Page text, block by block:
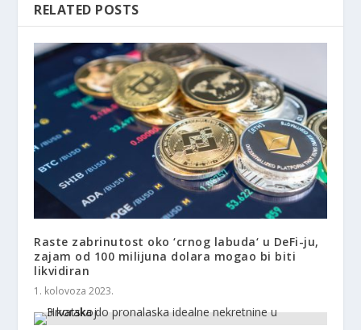
RELATED POSTS
Raste zabrinutost oko ‘crnog labuda‘ u DeFi-ju,
zajam od 100 milijuna dolara mogao bi biti
likvidiran
1. kolovoza 2023.